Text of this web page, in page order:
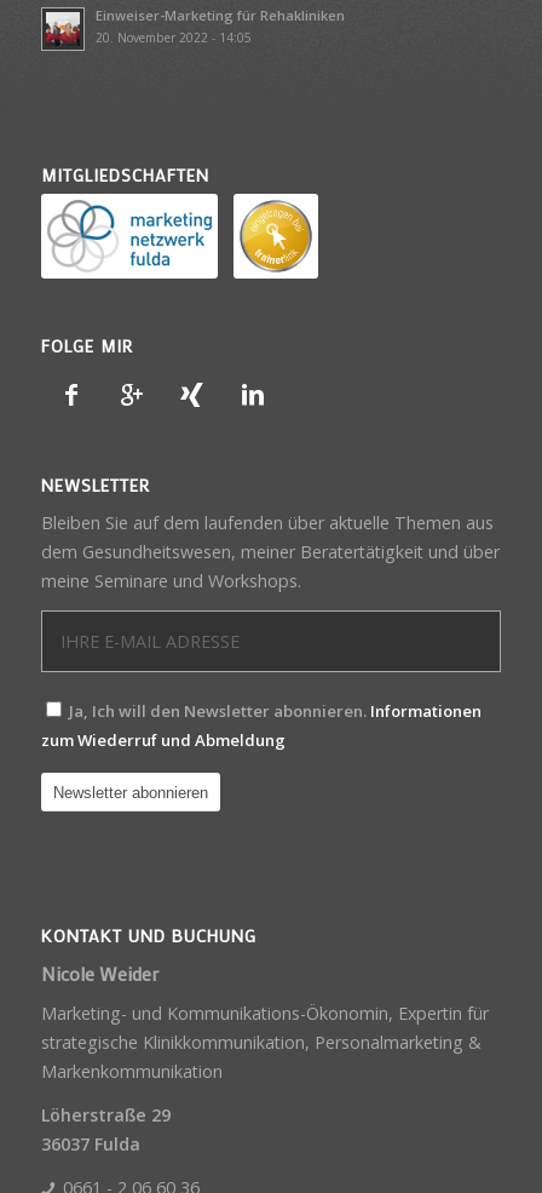
Einweiser-Marketing für Rehakliniken
20. November 2022 - 14:05
MITGLIEDSCHAFTEN
FOLGE MIR
NEWSLETTER
Bleiben Sie auf dem laufenden über aktuelle Themen aus
dem Gesundheitswesen, meiner Beratertätigkeit und über
meine Seminare und Workshops.
Ja, Ich will den Newsletter abonnieren. Informationen
zum Wiederruf und Abmeldung
KONTAKT UND BUCHUNG
Nicole Weider
Marketing- und Kommunikations-Ökonomin, Expertin für
strategische Klinikkommunikation, Personalmarketing &
Markenkommunikation
Löherstraße 29
36037 Fulda
0661 - 2 06 60 36